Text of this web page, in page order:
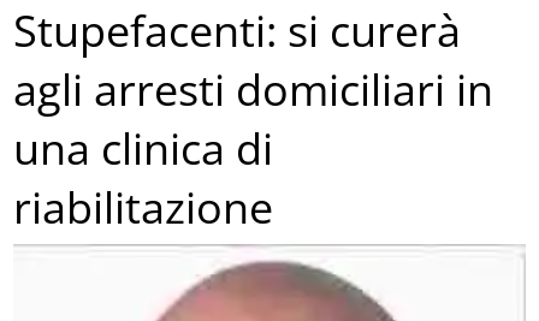
Stupefacenti: si curerà
agli arresti domiciliari in
una clinica di
riabilitazione